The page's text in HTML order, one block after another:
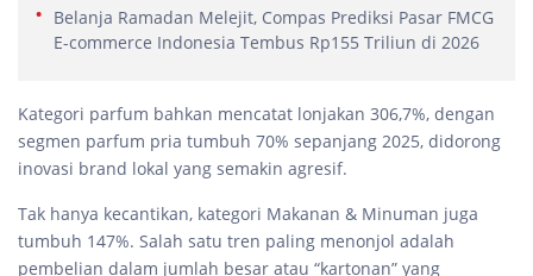
Belanja Ramadan Melejit, Compas Prediksi Pasar FMCG
E-commerce Indonesia Tembus Rp155 Triliun di 2026
Kategori parfum bahkan mencatat lonjakan 306,7%, dengan
segmen parfum pria tumbuh 70% sepanjang 2025, didorong
inovasi brand lokal yang semakin agresif.
Tak hanya kecantikan, kategori Makanan & Minuman juga
tumbuh 147%. Salah satu tren paling menonjol adalah
pembelian dalam jumlah besar atau “kartonan” yang